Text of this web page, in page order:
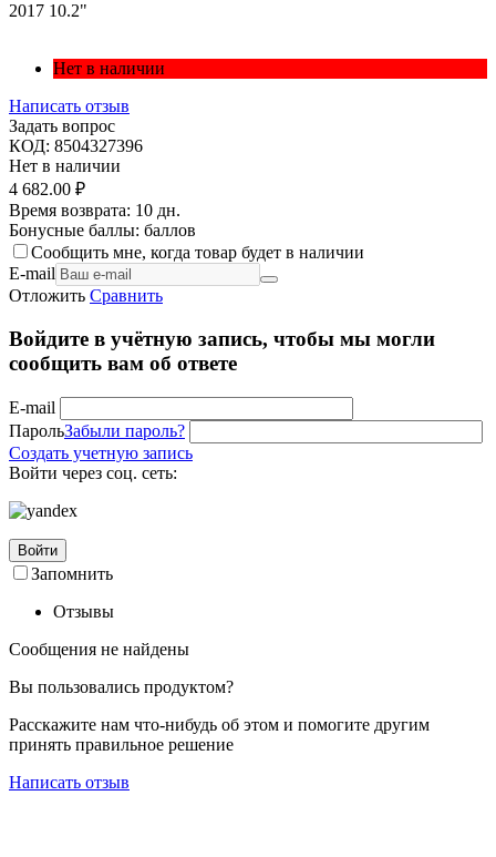
2017 10.2"
Нет в наличии
Написать отзыв
Задать вопрос
КОД: 8504327396
Нет в наличии
4 682.00 ₽
Время возврата: 10 дн.
Бонусные баллы: баллов
Сообщить мне, когда товар будет в наличии
E-mail
Отложить Сравнить
Войдите в учётную запись, чтобы мы могли
сообщить вам об ответе
E-mail
ПарольЗабыли пароль?
Создать учетную запись
Войти через соц. сеть:
Войти
Запомнить
Отзывы
Сообщения не найдены
Вы пользовались продуктом?
Расскажите нам что-нибудь об этом и помогите другим
принять правильное решение
Написать отзыв